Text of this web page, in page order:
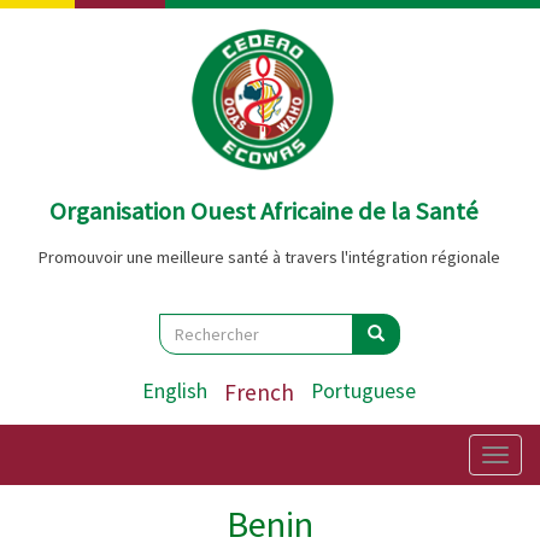
Aller
Organisation Ouest Africaine de la Santé
Promouvoir une meilleure santé à travers l'intégration régionale
Search
Rechercher Rechercher
English French Portuguese
Benin